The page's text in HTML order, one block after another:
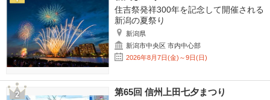
住吉祭発祥300年を記念して開催される
新潟の夏祭り
新潟県
新潟市中央区 市内中心部
2026年8月7日(金)～9日(日)
第65回 信州上田七夕まつり